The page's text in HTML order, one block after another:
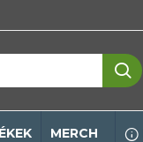
MERCH